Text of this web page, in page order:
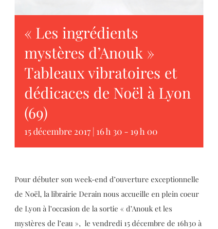
« Les ingrédients
mystères d’Anouk »
Tableaux vibratoires et
dédicaces de Noël à Lyon
(69)
15 décembre 2017 | 16 h 30 - 19 h 00
Pour débuter son week-end d’ouverture exceptionnelle
de Noël, la librairie Derain nous accueille en plein coeur
de Lyon à l’occasion de la sortie « d’Anouk et les
mystères de l’eau », le vendredi 15 décembre de 16h30 à